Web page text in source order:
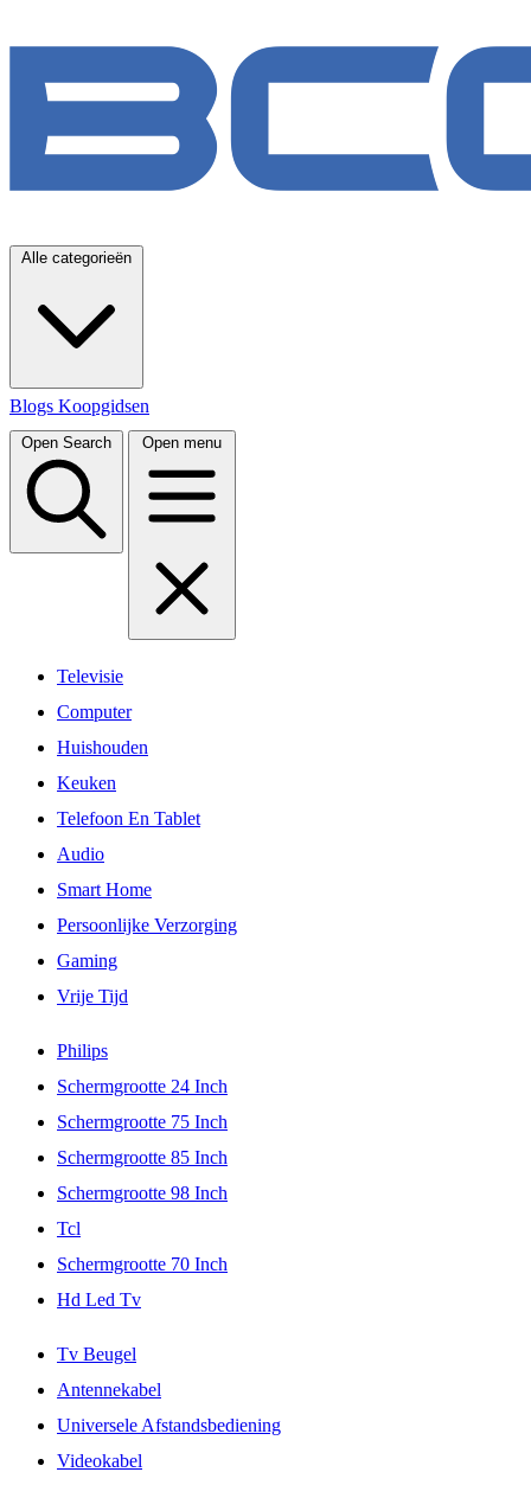
Alle categorieën
Blogs Koopgidsen
Open Search Open menu
Televisie
Computer
Huishouden
Keuken
Telefoon En Tablet
Audio
Smart Home
Persoonlijke Verzorging
Gaming
Vrije Tijd
Philips
Schermgrootte 24 Inch
Schermgrootte 75 Inch
Schermgrootte 85 Inch
Schermgrootte 98 Inch
Tcl
Schermgrootte 70 Inch
Hd Led Tv
Tv Beugel
Antennekabel
Universele Afstandsbediening
Videokabel